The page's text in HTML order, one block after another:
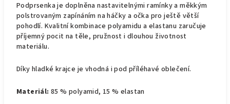
Podprsenka je doplněna nastavitelnými ramínky a měkkým
polstrovaným zapínáním na háčky a očka pro ještě větší
pohodlí. Kvalitní kombinace polyamidu a elastanu zaručuje
příjemný pocit na těle, pružnost i dlouhou životnost
materiálu.
Díky hladké krajce je vhodná i pod příléhavé oblečení.
Materiál: 85 % polyamid, 15 % elastan